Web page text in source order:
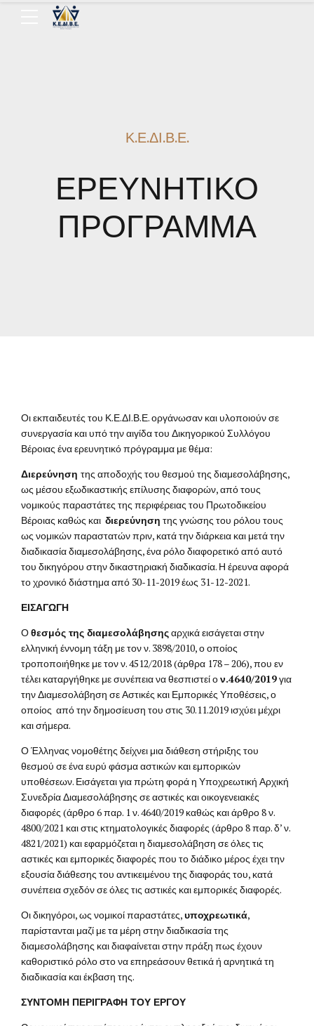
Κ.Ε.ΔΙ.Β.Ε.
ΕΡΕΥΝΗΤΙΚΟ
ΠΡΟΓΡΑΜΜΑ
Οι εκπαιδευτές του Κ.Ε.ΔΙ.Β.Ε. οργάνωσαν και υλοποιούν σε
συνεργασία και υπό την αιγίδα του Δικηγορικού Συλλόγου
Βέροιας ένα ερευνητικό πρόγραμμα με θέμα:
Διερεύνηση της αποδοχής του θεσμού της διαμεσολάβησης,
ως μέσου εξωδικαστικής επίλυσης διαφορών, από τους
νομικούς παραστάτες της περιφέρειας του Πρωτοδικείου
Βέροιας καθώς και διερεύνηση της γνώσης του ρόλου τους
ως νομικών παραστατών πριν, κατά την διάρκεια και μετά την
διαδικασία διαμεσολάβησης, ένα ρόλο διαφορετικό από αυτό
του δικηγόρου στην δικαστηριακή διαδικασία. Η έρευνα αφορά
το χρονικό διάστημα από 30-11-2019 έως 31-12-2021.
ΕΙΣΑΓΩΓΗ
Οθεσμός της διαμεσολάβησηςαρχικά εισάγεται στην
ελληνική έννομη τάξη με τον ν. 3898/2010, ο οποίος
τροποποιήθηκε με τον ν. 4512/2018 (άρθρα 178 – 206), που εν
τέλει καταργήθηκε με συνέπεια να θεσπιστεί ον.4640/2019για
την Διαμεσολάβηση σε Αστικές και Εμπορικές Υποθέσεις, ο
οποίος από την δημοσίευση του στις 30.11.2019 ισχύει μέχρι
και σήμερα.
Ο Έλληνας νομοθέτης δείχνει μια διάθεση στήριξης του
θεσμού σε ένα ευρύ φάσμα αστικών και εμπορικών
υποθέσεων. Εισάγεται για πρώτη φορά η Υποχρεωτική Αρχική
Συνεδρία Διαμεσολάβησης σε αστικές και οικογενειακές
διαφορές (άρθρο 6 παρ. 1 ν. 4640/2019 καθώς και άρθρο 8 ν.
4800/2021 και στις κτηματολογικές διαφορές (άρθρο 8 παρ. δ’ ν.
4821/2021) και εφαρμόζεται η διαμεσολάβηση σε όλες τις
αστικές και εμπορικές διαφορές που το διάδικο μέρος έχει την
εξουσία διάθεσης του αντικειμένου της διαφοράς του, κατά
συνέπεια σχεδόν σε όλες τις αστικές και εμπορικές διαφορές.
Οι δικηγόροι, ως νομικοί παραστάτες,υποχρεωτικά,
παρίστανται μαζί με τα μέρη στην διαδικασία της
διαμεσολάβησης και διαφαίνεται στην πράξη πως έχουν
καθοριστικό ρόλο στο να επηρεάσουν θετικά ή αρνητικά τη
διαδικασία και έκβαση της.
ΣΥΝΤΟΜΗ ΠΕΡΙΓΡΑΦΗ ΤΟΥ ΕΡΓΟΥ